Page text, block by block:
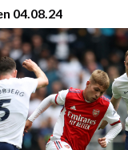
04.08.24